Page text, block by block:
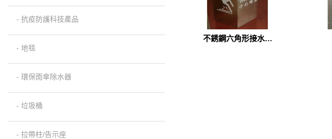
- 抗疫防護科技產品
- 地毯
- 環保雨傘除水器
- 垃圾桶
- 拉帶柱/告示座
不銹鋼六角形接水桶